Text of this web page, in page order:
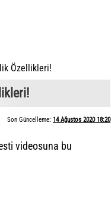
Özellikleri!
Son Güncelleme: 14 Ağustos 2020 18:20
videosuna bu